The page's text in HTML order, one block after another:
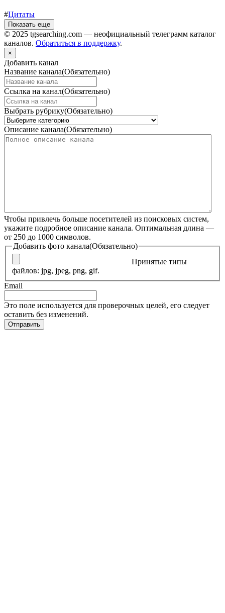
#Цитаты
Показать еще
© 2025 tgsearching.com — неофициальный телеграмм каталог
каналов. Обратиться в поддержку.
×
Добавить канал
Название канала(Обязательно)
Ссылка на канал(Обязательно)
Выбрать рубрику(Обязательно)
Описание канала(Обязательно)
Чтобы привлечь больше посетителей из поисковых систем,
укажите подробное описание канала. Оптимальная длина —
от 250 до 1000 символов.
Добавить фото канала(Обязательно)
Принятые типы
файлов: jpg, jpeg, png, gif.
Email
Это поле используется для проверочных целей, его следует
оставить без изменений.